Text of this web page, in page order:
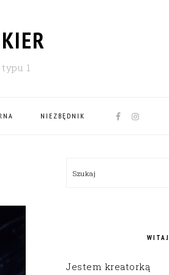
1
NIEZBĘDNIK
NAV
SIDEBAR
Szukaj
WITAJ
Jestem kreatorką